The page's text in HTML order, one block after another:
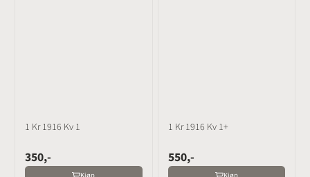
1 Kr 1916 Kv 1
350,-
1 Kr 1916 Kv 1+
550,-